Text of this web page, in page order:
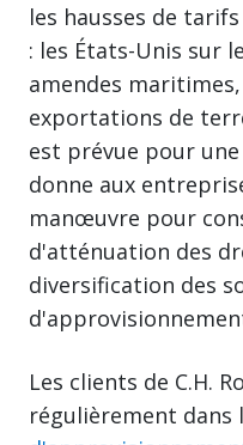
les hausses de
: les États-Unis sur
amendes
exportations de
est prévue pour
donne aux
manœuvre pour
d'atténuation des
diversification des
Les clients de C.H.
régulièrement dans